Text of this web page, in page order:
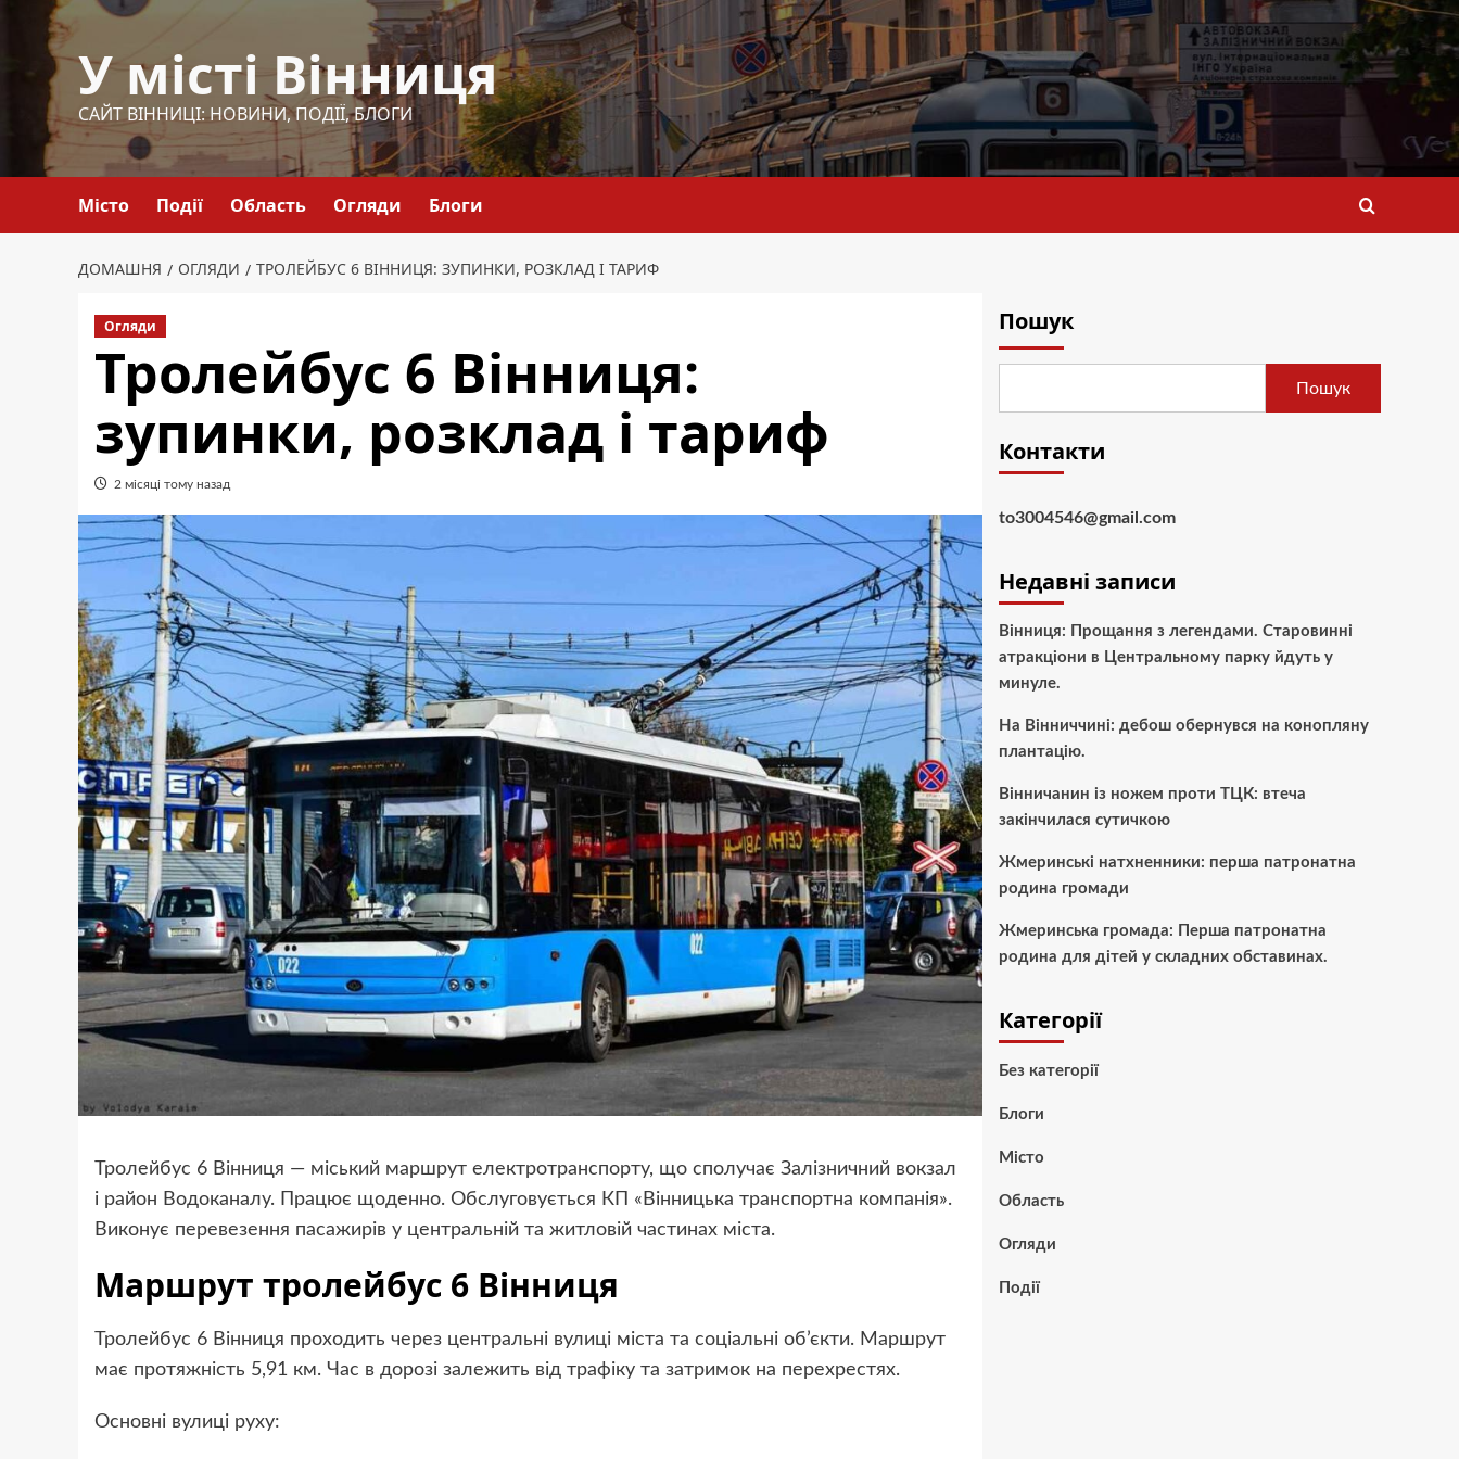
Перейти
У місті Вінниця
САЙТ ВІННИЦІ: НОВИНИ, ПОДІЇ, БЛОГИ
Місто Події Область Огляди Блоги
ДОМАШНЯ ОГЛЯДИ ТРОЛЕЙБУС 6 ВІННИЦЯ: ЗУПИНКИ, РОЗКЛАД І ТАРИФ
Огляди
Тролейбус 6 Вінниця:
зупинки, розклад і тариф
2 місяці тому назад
Тролейбус 6 Вінниця — міський маршрут електротранспорту, що сполучає Залізничний вокзал
і район Водоканалу. Працює щоденно. Обслуговується КП «Вінницька транспортна компанія».
Виконує перевезення пасажирів у центральній та житловій частинах міста.
Маршрут тролейбус 6 Вінниця
Тролейбус 6 Вінниця проходить через центральні вулиці міста та соціальні об’єкти. Маршрут
має протяжність 5,91 км. Час в дорозі залежить від трафіку та затримок на перехрестях.
Основні вулиці руху:
Пошук
Пошук
Контакти
to3004546@gmail.com
Недавні записи
Вінниця: Прощання з легендами. Старовинні
атракціони в Центральному парку йдуть у
минуле.
На Вінниччині: дебош обернувся на конопляну
плантацію.
Вінничанин із ножем проти ТЦК: втеча
закінчилася сутичкою
Жмеринські натхненники: перша патронатна
родина громади
Жмеринська громада: Перша патронатна
родина для дітей у складних обставинах.
Категорії
Без категорії
Блоги
Місто
Область
Огляди
Події